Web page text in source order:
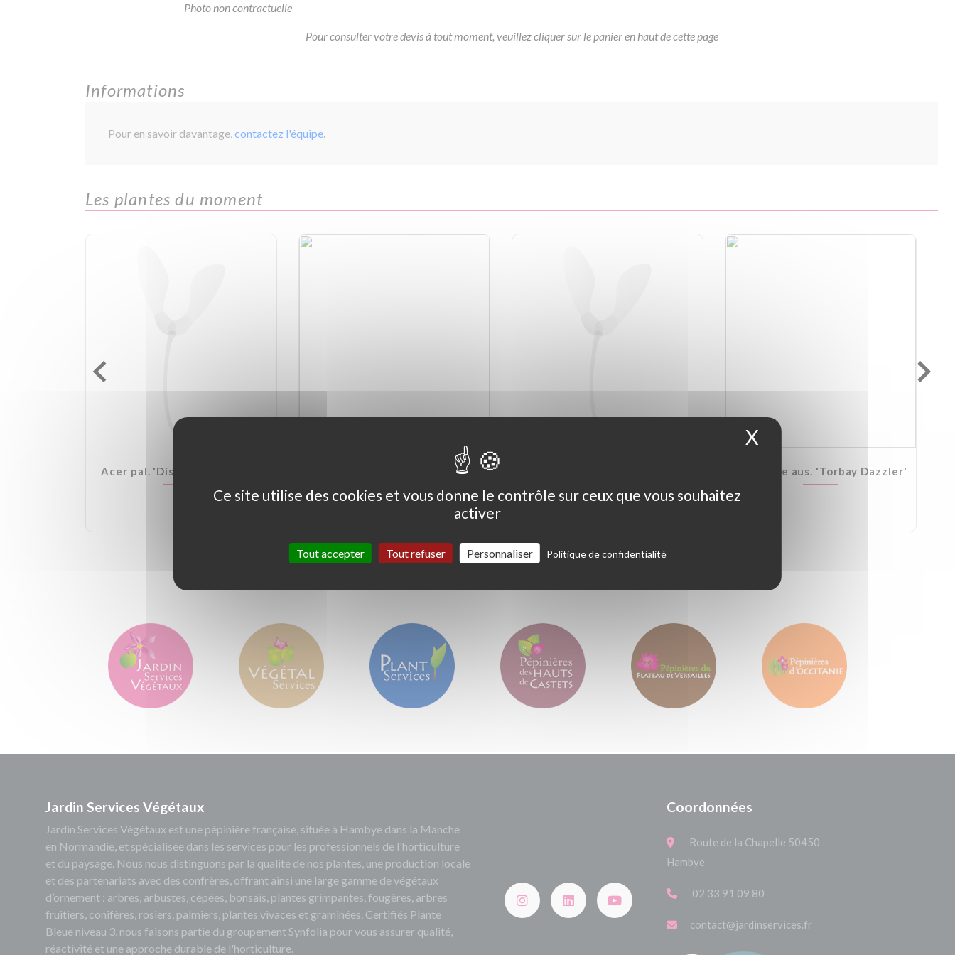
Photo non contractuelle
Pour consulter votre devis à tout moment, veuillez cliquer sur le panier en haut de cette page
Informations
Pour en savoir davantage,contactez l'équipe.
Les plantes du moment
Acer pal. 'Dissectum Garnet' Ceanothus thyrs. 'Skylark' Cordyline aus. 'Torbay Dazzler'
Jardin Services Végétaux
Jardin Services Végétaux est une pépinière française, située à Hambye dans la Manche
en Normandie, et spécialisée dans les services pour les professionnels de l'horticulture
et du paysage. Nous nous distinguons par la qualité de nos plantes, une production locale
et des partenariats avec des confrères, offrant ainsi une large gamme de végétaux
d’ornement : arbres, arbustes, cépées, bonsaïs, plantes grimpantes, fougères, arbres
fruitiers, conifères, rosiers, palmiers, plantes vivaces et graminées. Certifiés Plante
Bleue niveau 3, nous faisons partie du groupement Synfolia pour vous assurer qualité,
réactivité et une approche durable de l'horticulture.
Coordonnées
Route de la Chapelle 50450
Hambye
02 33 91 09 80
contact@jardinservices.fr
Ce site utilise des cookies et vous donne le contrôle sur ceux que vous souhaitez
activer
Tout accepter Tout refuser Personnaliser Politique de confidentialité
X Masquer le bandeau